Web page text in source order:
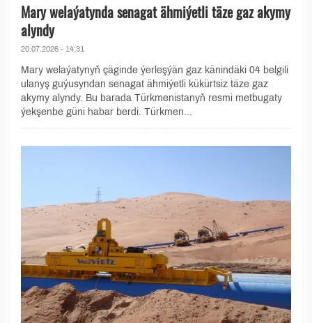
Mary welaýatynda senagat ähmiýetli täze gaz akymy
alyndy
20.07.2026 - 14:31
Mary welaýatynyň çäginde ýerleşýän gaz känindäki 04 belgili
ulanyş guýusyndan senagat ähmiýetli kükürtsiz täze gaz
akymy alyndy. Bu barada Türkmenistanyň resmi metbugaty
ýekşenbe güni habar berdi. Türkmen...